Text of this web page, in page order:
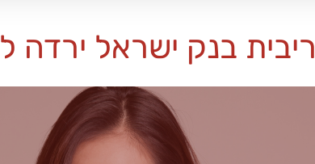
ריבית בנק ישראל ירדה ל 4%!